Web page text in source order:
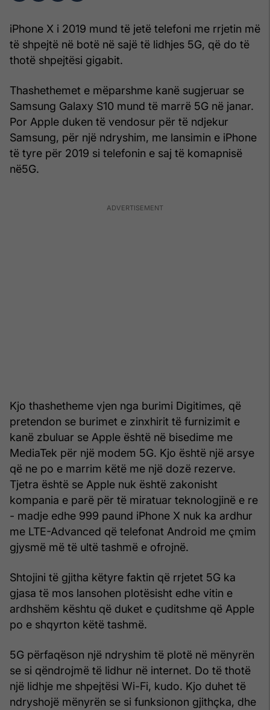
iPhone X i 2019 mund të jetë telefoni me rrjetin më
të shpejtë në botë në sajë të lidhjes 5G, që do të
thotë shpejtësi gigabit.
Thashethemet e mëparshme kanë sugjeruar se
Samsung Galaxy S10 mund të marrë 5G në janar.
Por Apple duken të vendosur për të ndjekur
Samsung, për një ndryshim, me lansimin e iPhone
të tyre për 2019 si telefonin e saj të komapnisë
në5G.
Kjo thashetheme vjen nga burimi Digitimes, që
pretendon se burimet e zinxhirit të furnizimit e
kanë zbuluar se Apple është në bisedime me
MediaTek për një modem 5G. Kjo është një arsye
që ne po e marrim këtë me një dozë rezerve.
Tjetra është se Apple nuk është zakonisht
kompania e parë për të miratuar teknologjinë e re
- madje edhe 999 paund iPhone X nuk ka ardhur
me LTE-Advanced që telefonat Android me çmim
gjysmë më të ultë tashmë e ofrojnë.
Shtojini të gjitha këtyre faktin që rrjetet 5G ka
gjasa të mos lansohen plotësisht edhe vitin e
ardhshëm kështu që duket e çuditshme që Apple
po e shqyrton këtë tashmë.
5G përfaqëson një ndryshim të plotë në mënyrën
se si qëndrojmë të lidhur në internet. Do të thotë
një lidhje me shpejtësi Wi-Fi, kudo. Kjo duhet të
ndryshojë mënyrën se si funksionon gjithçka, dhe